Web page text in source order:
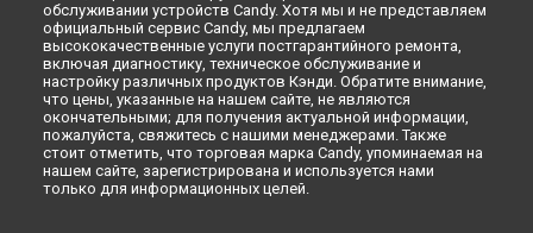
обслуживании устройств Candy. Хотя мы и не представляем
официальный сервис Candy, мы предлагаем
высококачественные услуги постгарантийного ремонта,
включая диагностику, техническое обслуживание и
настройку различных продуктов Кэнди. Обратите внимание,
что цены, указанные на нашем сайте, не являются
окончательными; для получения актуальной информации,
пожалуйста, свяжитесь с нашими менеджерами. Также
стоит отметить, что торговая марка Candy, упоминаемая на
нашем сайте, зарегистрирована и используется нами
только для информационных целей.